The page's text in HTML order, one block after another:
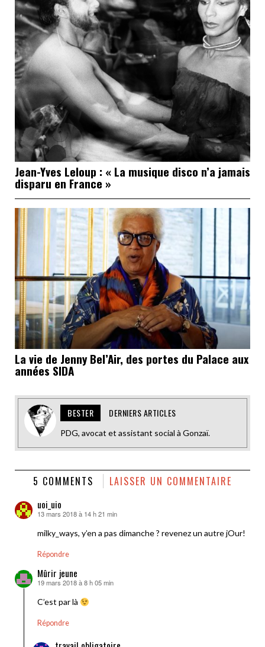
Jean-Yves Leloup : « La musique disco n’a jamais
disparu en France »
La vie de Jenny Bel’Air, des portes du Palace aux
années SIDA
BESTER DERNIERS ARTICLES
PDG, avocat et assistant social à Gonzaï.
5 COMMENTS LAISSER UN COMMENTAIRE
uoi_uio
dit :
13 mars 2018 à 14 h 21 min
milky_ways, y’en a pas dimanche ? revenez un autre jOur!
Répondre
Mûrir jeune
dit :
19 mars 2018 à 8 h 05 min
C’est par là
Répondre